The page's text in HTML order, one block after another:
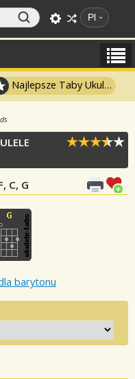
Pl
Najlepsze Taby Ukulele
C, G
barytonu